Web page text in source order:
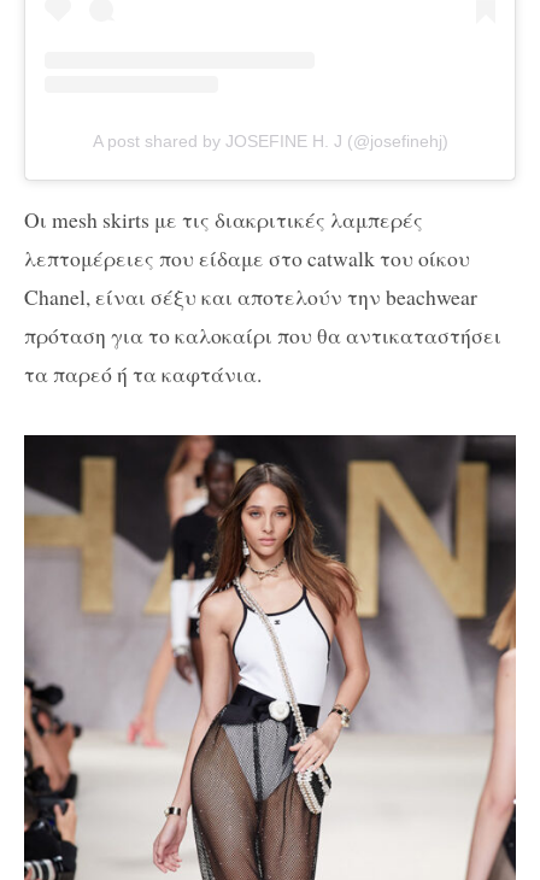
A post shared by JOSEFINE H. J (@josefinehj)
Οι mesh skirts με τις διακριτικές λαμπερές
λεπτομέρειες που είδαμε στο catwalk του οίκου
Chanel, είναι σέξυ και αποτελούν την beachwear
πρόταση για το καλοκαίρι που θα αντικαταστήσει
τα παρεό ή τα καφτάνια.